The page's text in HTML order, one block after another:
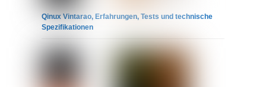
Qinux Vintarao, Erfahrungen, Tests und technische
Spezifikationen